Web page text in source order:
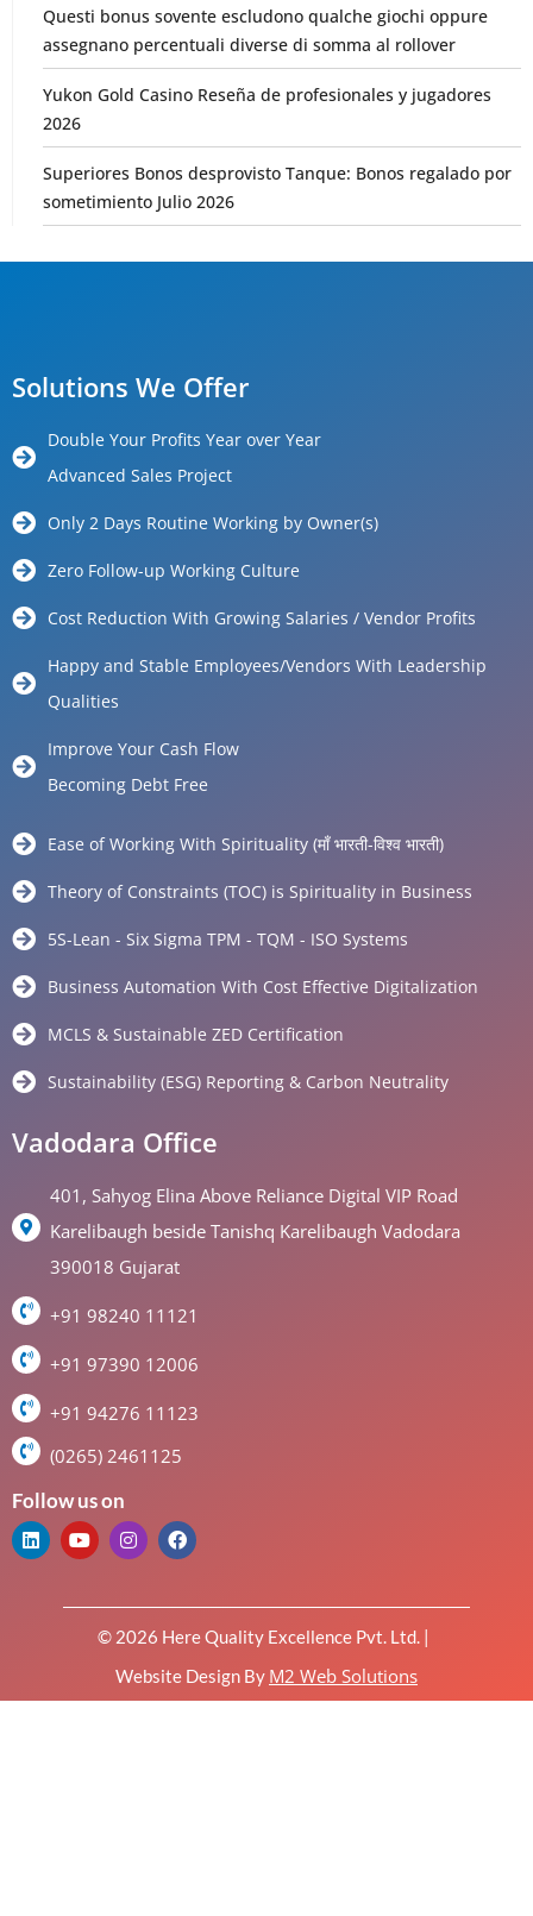
Questi bonus sovente escludono qualche giochi oppure
assegnano percentuali diverse di somma al rollover
Yukon Gold Casino Reseña de profesionales y jugadores
2026
Superiores Bonos desprovisto Tanque: Bonos regalado por
sometimiento Julio 2026
Solutions We Offer
Double Your Profits Year over Year
Advanced Sales Project
Only 2 Days Routine Working by Owner(s)
Zero Follow-up Working Culture
Cost Reduction With Growing Salaries / Vendor Profits
Happy and Stable Employees/Vendors With Leadership
Qualities
Improve Your Cash Flow
Becoming Debt Free
Ease of Working With Spirituality (माँ भारती-विश्व भारती)
Theory of Constraints (TOC) is Spirituality in Business
5S-Lean - Six Sigma TPM - TQM - ISO Systems
Business Automation With Cost Effective Digitalization
MCLS & Sustainable ZED Certification
Sustainability (ESG) Reporting & Carbon Neutrality
Vadodara Office
401, Sahyog Elina Above Reliance Digital VIP Road
Karelibaugh beside Tanishq Karelibaugh Vadodara
390018 Gujarat
+91 98240 11121
+91 97390 12006
+91 94276 11123
(0265) 2461125
Follow us on
© 2026 Here Quality Excellence Pvt. Ltd. |
Website Design By M2 Web Solutions